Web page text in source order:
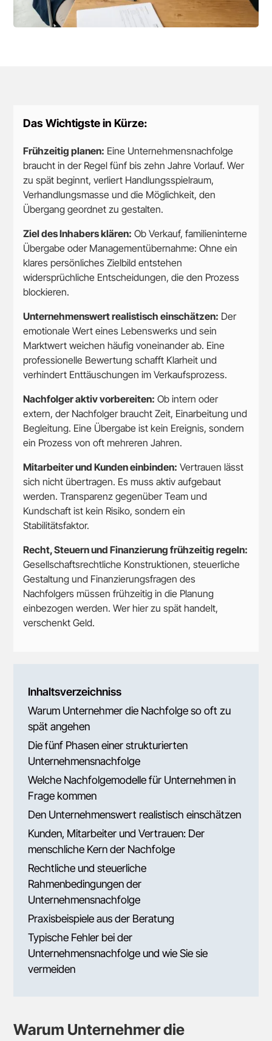
Das Wichtigste in Kürze:
Frühzeitig planen: Eine Unternehmensnachfolge
braucht in der Regel fünf bis zehn Jahre Vorlauf. Wer
zu spät beginnt, verliert Handlungsspielraum,
Verhandlungsmasse und die Möglichkeit, den
Übergang geordnet zu gestalten.
Ziel des Inhabers klären: Ob Verkauf, familieninterne
Übergabe oder Managementübernahme: Ohne ein
klares persönliches Zielbild entstehen
widersprüchliche Entscheidungen, die den Prozess
blockieren.
Unternehmenswert realistisch einschätzen: Der
emotionale Wert eines Lebenswerks und sein
Marktwert weichen häufig voneinander ab. Eine
professionelle Bewertung schafft Klarheit und
verhindert Enttäuschungen im Verkaufsprozess.
Nachfolger aktiv vorbereiten: Ob intern oder
extern, der Nachfolger braucht Zeit, Einarbeitung und
Begleitung. Eine Übergabe ist kein Ereignis, sondern
ein Prozess von oft mehreren Jahren.
Mitarbeiter und Kunden einbinden: Vertrauen lässt
sich nicht übertragen. Es muss aktiv aufgebaut
werden. Transparenz gegenüber Team und
Kundschaft ist kein Risiko, sondern ein
Stabilitätsfaktor.
Recht, Steuern und Finanzierung frühzeitig regeln:
Gesellschaftsrechtliche Konstruktionen, steuerliche
Gestaltung und Finanzierungsfragen des
Nachfolgers müssen frühzeitig in die Planung
einbezogen werden. Wer hier zu spät handelt,
verschenkt Geld.
Inhaltsverzeichniss
Warum Unternehmer die Nachfolge so oft zu
spät angehen
Die fünf Phasen einer strukturierten
Unternehmensnachfolge
Welche Nachfolgemodelle für Unternehmen in
Frage kommen
Den Unternehmenswert realistisch einschätzen
Kunden, Mitarbeiter und Vertrauen: Der
menschliche Kern der Nachfolge
Rechtliche und steuerliche
Rahmenbedingungen der
Unternehmensnachfolge
Praxisbeispiele aus der Beratung
Typische Fehler bei der
Unternehmensnachfolge und wie Sie sie
vermeiden
Warum Unternehmer die